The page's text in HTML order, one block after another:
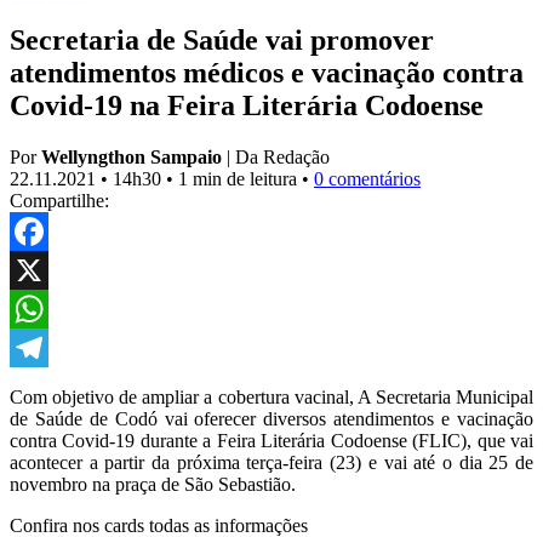
Secretaria de Saúde vai promover
atendimentos médicos e vacinação contra
Covid-19 na Feira Literária Codoense
PorWellyngthon Sampaio | Da Redação
22.11.2021 • 14h30 • 1 min de leitura • 0 comentários
Compartilhe:
Facebook
X
WhatsApp
Telegram
Com objetivo de ampliar a cobertura vacinal, A Secretaria Municipal
de Saúde de Codó vai oferecer diversos atendimentos e vacinação
contra Covid-19 durante a Feira Literária Codoense (FLIC), que vai
acontecer a partir da próxima terça-feira (23) e vai até o dia 25 de
novembro na praça de São Sebastião.
Confira nos cards todas as informações